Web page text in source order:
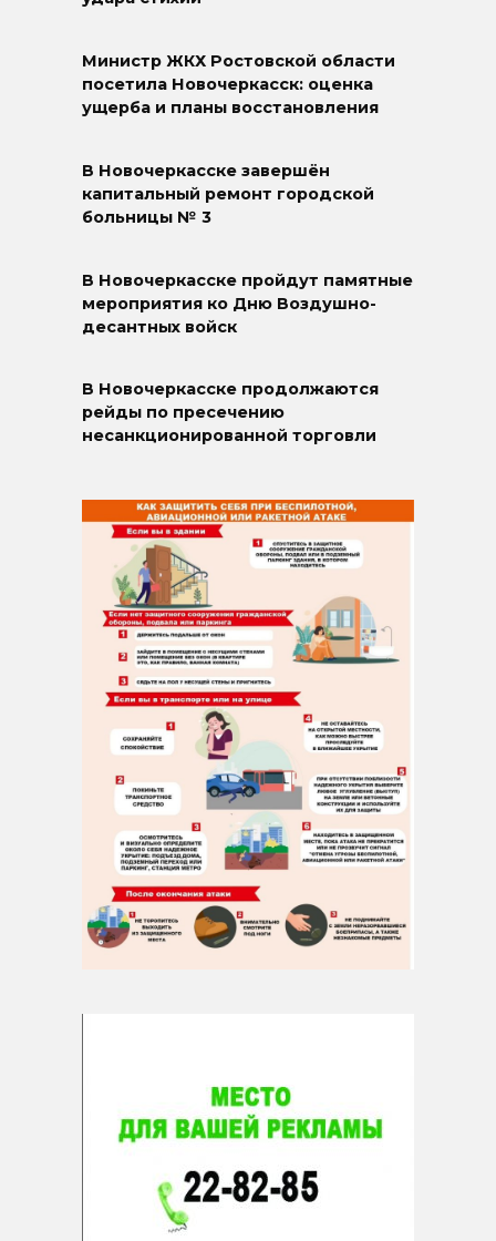
Министр ЖКХ Ростовской области
посетила Новочеркасск: оценка
ущерба и планы восстановления
В Новочеркасске завершён
капитальный ремонт городской
больницы № 3
В Новочеркасске пройдут памятные
мероприятия ко Дню Воздушно-
десантных войск
В Новочеркасске продолжаются
рейды по пресечению
несанкционированной торговли